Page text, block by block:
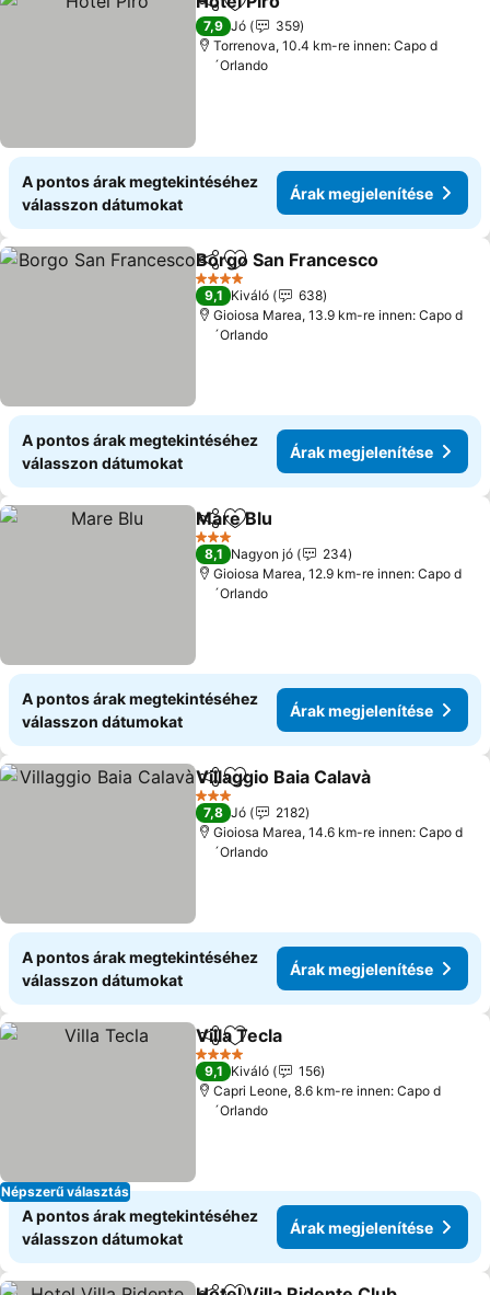
Megosztás
Hozzáadás a kedvencekhez
7,9 Jó
359
Torrenova, 10.4 km-re innen: Capo d
´Orlando
A pontos árak megtekintéséhez
válasszon dátumokat
Árak megjelenítése
Megosztás
Hozzáadás a kedvencekhez
Borgo San Francesco
4 Kategória
9,1 Kiváló
638
Gioiosa Marea, 13.9 km-re innen: Capo d
´Orlando
A pontos árak megtekintéséhez
válasszon dátumokat
Árak megjelenítése
MegosztásHozzáadás a kedvencekhez
Mare Blu
3 Kategória
8,1 Nagyon jó
234
Gioiosa Marea, 12.9 km-re innen: Capo d
´Orlando
A pontos árak megtekintéséhez
válasszon dátumokat
Árak megjelenítése
Megosztás
Hozzáadás a kedvencekhez
Villaggio Baia Calavà
3 Kategória
7,8 Jó
2182
Gioiosa Marea, 14.6 km-re innen: Capo d
´Orlando
A pontos árak megtekintéséhez
válasszon dátumokat
Árak megjelenítése
Népszerű választás
Megosztás
Hozzáadás a kedvencekhez
Villa Tecla
4 Kategória
9,1 Kiváló
156
Capri Leone, 8.6 km-re innen: Capo d
´Orlando
A pontos árak megtekintéséhez
válasszon dátumokat
Árak megjelenítése